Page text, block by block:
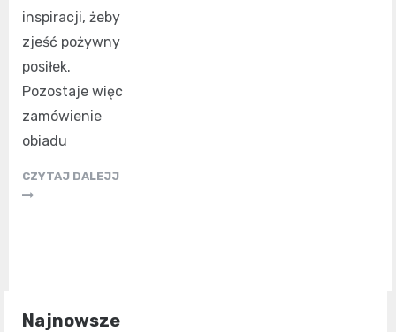
inspiracji, żeby
zjeść pożywny
posiłek.
Pozostaje więc
zamówienie
obiadu
CZYTAJ DALEJJ
Najnowsze